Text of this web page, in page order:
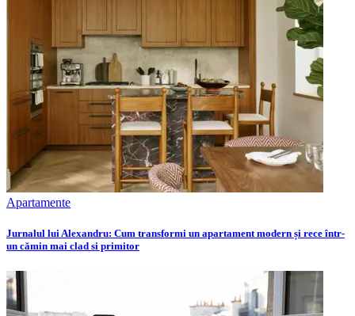
Apartamente
Jurnalul lui Alexandru: Cum transformi un apartament modern și rece într-
un cămin mai clad si primitor